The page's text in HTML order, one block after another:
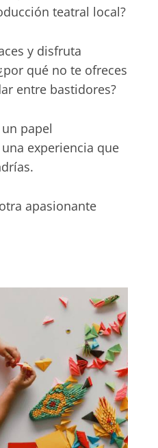
teatral local?
y disfruta
qué no te ofreces
entre bastidores?
papel
experiencia que
apasionante